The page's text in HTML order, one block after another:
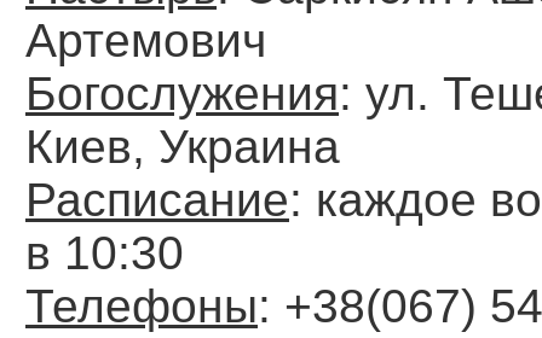
Артемович
Богослужения: ул.
Киев, Украина
Расписание: каждое
в 10:30
Телефоны: +38(067)